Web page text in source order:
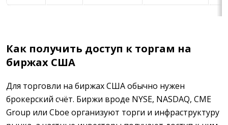
Как получить доступ к торгам на
биржах США
Для торговли на биржах США обычно нужен
брокерский счёт. Биржи вроде NYSE, NASDAQ, CME
Group или Cboe организуют торги и инфраструктуру